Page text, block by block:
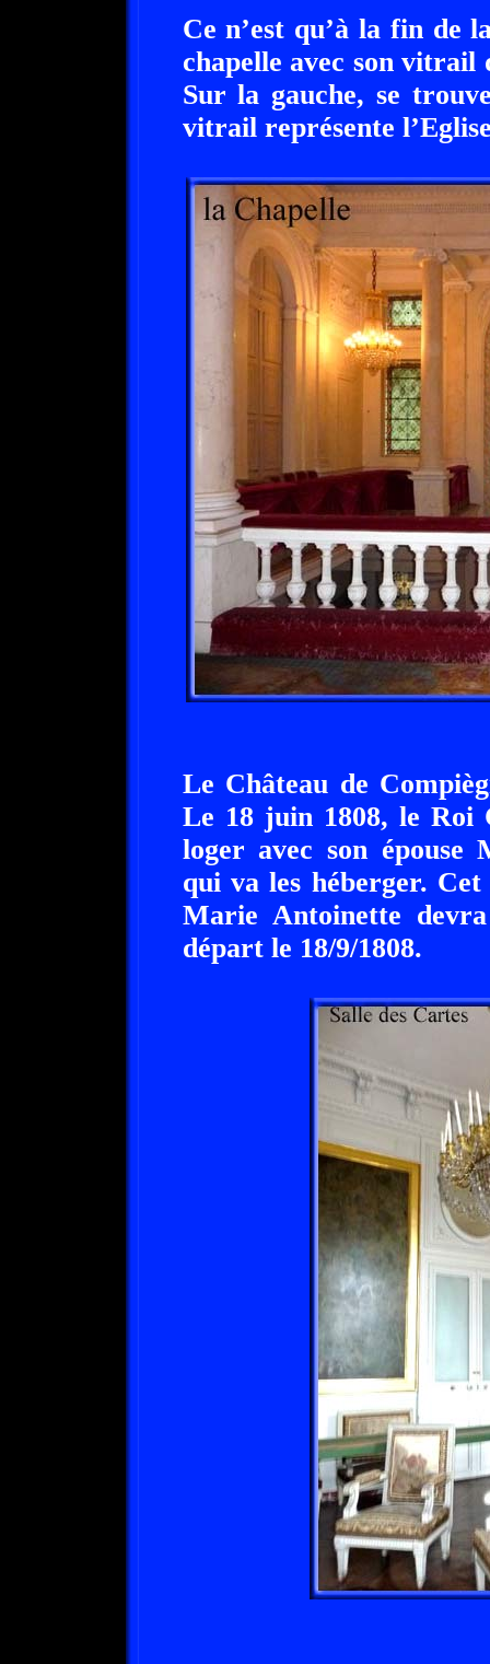
Ce n’est qu’à la fin de
chapelle avec son vitrail
Sur la gauche, se
vitrail représente
Le Château de
Le 18 juin 1808, le Roi
loger avec son épouse
qui va les héberger.
Marie Antoinette
départ le 18/9/1808.